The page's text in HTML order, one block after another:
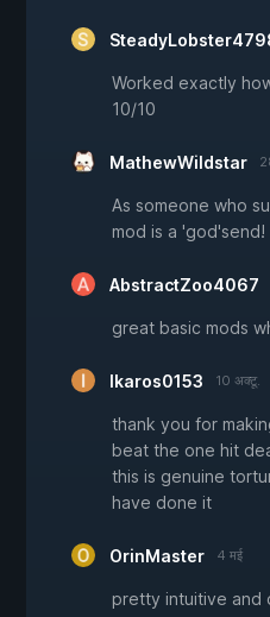
Worked exactly
10/10
MathewWildstar
As someone who
mod is a 'god'send!
AbstractZoo4067
great basic mods
Ikaros0153 10 अक्टू.
thank you for
beat the one hit
this is genuine
have done it
OrinMaster 4 मई
pretty intuitive and